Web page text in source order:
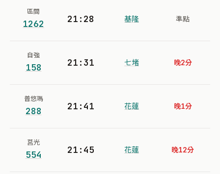
區間
1262 21:28 基隆 準點
自強
158 21:31 七堵 晚2分
普悠瑪
288 21:41 花蓮 晚1分
莒光
554 21:45 花蓮 晚12分